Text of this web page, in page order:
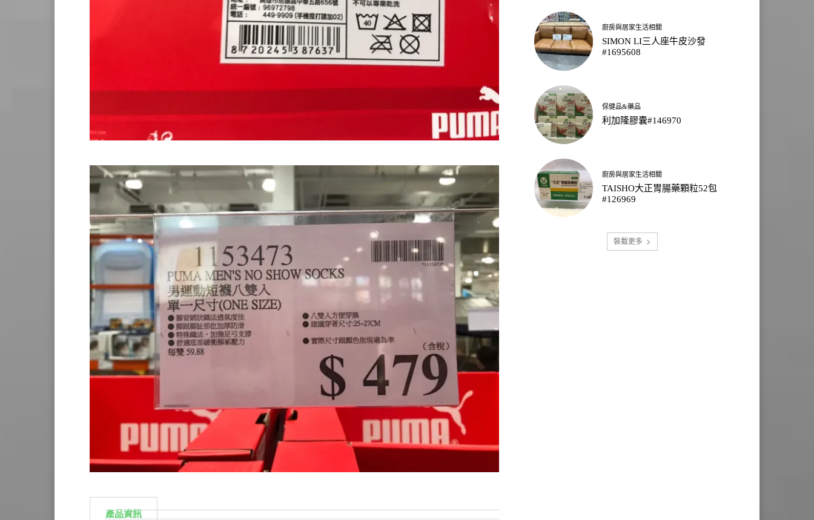
產品資訊
廚房與居家生活相關
SIMON LI三人座牛皮沙發
#1695608
保健品&藥品
利加隆膠囊#146970
廚房與居家生活相關
TAISHO大正胃腸藥顆粒52包
#126969
裝載更多